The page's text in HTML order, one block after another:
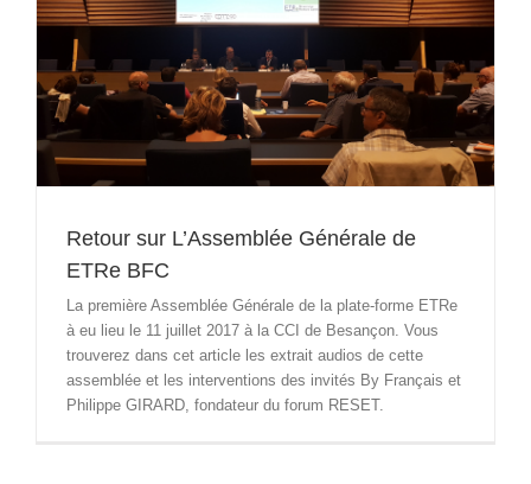
Retour sur L’Assemblée Générale de
ETRe BFC
La première Assemblée Générale de la plate-forme ETRe
à eu lieu le 11 juillet 2017 à la CCI de Besançon. Vous
trouverez dans cet article les extrait audios de cette
assemblée et les interventions des invités By Français et
Philippe GIRARD, fondateur du forum RESET.